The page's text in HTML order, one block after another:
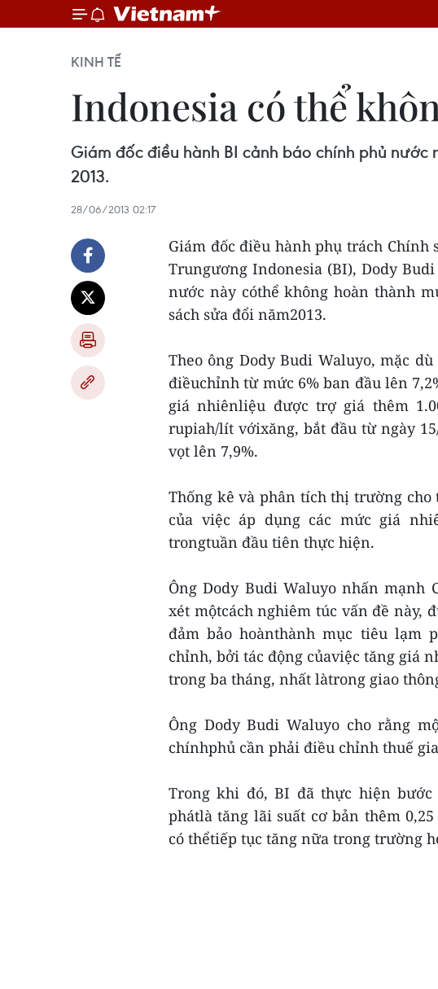
KINH TẾ
Indonesia có thể
Giám đốc điều hành BI cảnh báo chính phủ
2013.
28/06/2013 02:17
Giám đốc điều hành phụ trách Chính
Trungương Indonesia (BI), Dody
nước này cóthể không hoàn thành
sách sửa đổi năm2013.
Theo ông Dody Budi Waluyo, mặc
điềuchỉnh từ mức 6% ban đầu lên
giá nhiênliệu được trợ giá thêm
rupiah/lít vớixăng, bắt đầu từ ngày
vọt lên 7,9%.
Thống kê và phân tích thị trường
của việc áp dụng các mức giá
trongtuần đầu tiên thực hiện.
Ông Dody Budi Waluyo nhấn mạnh
xét mộtcách nghiêm túc vấn đề này,
đảm bảo hoànthành mục tiêu lạm
chỉnh, bởi tác động củaviệc tăng giá
trong ba tháng, nhất làtrong giao
Ông Dody Budi Waluyo cho rằng
chínhphủ cần phải điều chỉnh thuế
Trong khi đó, BI đã thực hiện
phátlà tăng lãi suất cơ bản thêm
có thểtiếp tục tăng nữa trong trường